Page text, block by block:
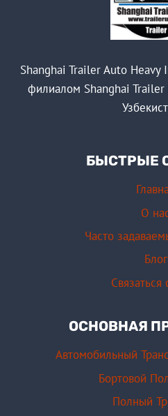
Shanghai Trailer Auto Heavy
филиалом Shanghai
БЫСТРЫЕ
О
Часто
Блог
Связаться
ОСНОВНАЯ
Автомобильный
Бортовой
Полный